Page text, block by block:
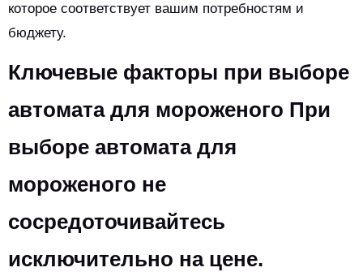
которое соответствует вашим потребностям и
бюджету.
Ключевые факторы при выборе
автомата для мороженого При
выборе автомата для
мороженого не
сосредоточивайтесь
исключительно на цене.